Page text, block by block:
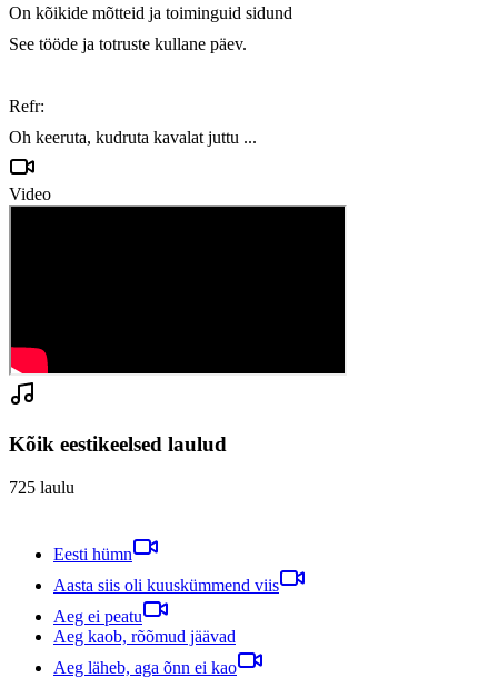
On kõikide mõtteid ja toiminguid sidund
See tööde ja totruste kullane päev.
Refr:
Oh keeruta, kudruta kavalat juttu ...
Video
Kõik eestikeelsed laulud
725 laulu
Eesti hümn
Aasta siis oli kuuskümmend viis
Aeg ei peatu
Aeg kaob, rõõmud jäävad
Aeg läheb, aga õnn ei kao